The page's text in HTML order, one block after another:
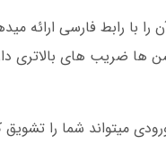
با رابط فارسی ارائه
ها ضریب های بالاتری
میتواند شما را تشویق